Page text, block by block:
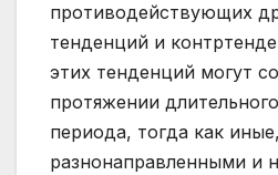
противодействующих
тенденций и
этих тенденций могут
протяжении
периода, тогда как
разнонаправленными и